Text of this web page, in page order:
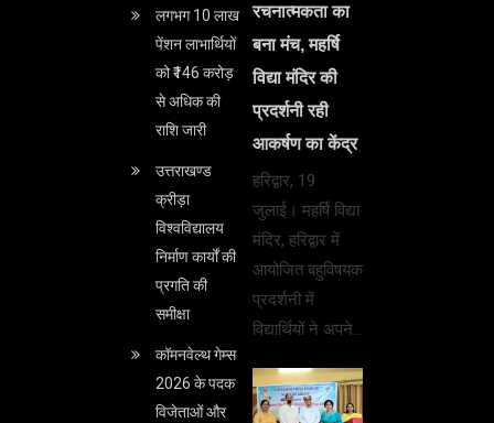
लगभग 10 लाख
पेंशन लाभार्थियों
को ₹146 करोड़
से अधिक की
राशि जारी
उत्तराखण्ड
क्रीड़ा
विश्वविद्यालय
निर्माण कार्यों की
प्रगति की
समीक्षा
कॉमनवेल्थ गेम्स
2026 के पदक
विजेताओं और
रचनात्मकता का
बना मंच, महर्षि
विद्या मंदिर की
प्रदर्शनी रही
आकर्षण का केंद्र
हरिद्वार, 19
जुलाई। महर्षि विद्या
मंदिर, हरिद्वार में
आयोजित बहुविषयक
प्रदर्शनी में
विद्यार्थियों ने अपने…